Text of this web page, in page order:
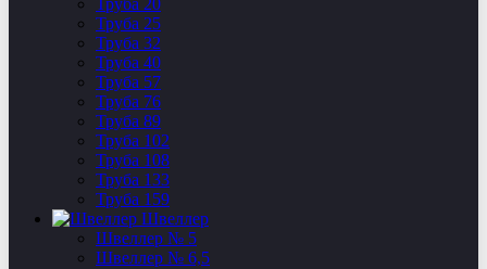
Труба 20
Труба 25
Труба 32
Труба 40
Труба 57
Труба 76
Труба 89
Труба 102
Труба 108
Труба 133
Труба 159
Швеллер
Швеллер № 5
Швеллер № 6,5